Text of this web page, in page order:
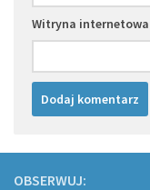
Witryna internetowa
OBSERWUJ: